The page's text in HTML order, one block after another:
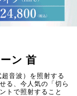
ン 首
音波）を照射する
る、今人気の「切ら
トで照射すること